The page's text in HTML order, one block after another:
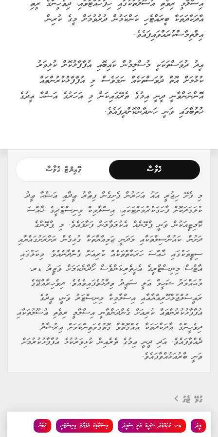
އިސްލާމީ ރިވެތި އުސޫލުތަކުގައި ހިފަހައްޓަވައި، ދިވެހީންގެ ރީތި
އާދަކާދަތަކާ ބީރައްޓެހި ކަންކަމުން ދުރުވުމަށް މީގެ ކުރިން
އިލްތިމާސްކުރައްވައިފައެވެ.
ޢީދު ދުވަސްތަކަކީ މުސްލިމުން ކައިބޮއި އުފާފާޅުކޮށް ކުޅިވަރު
ކުޅުމަށް އޮތް ދުވަސްތަކެއް ނަމަވެސް، މި އުފާފާޅުކުރުންތައް
އޮންނަންވާނީ ދީނީ އިމުގެ ތެރޭގައިކަން މި އަހަރުގެ އަޟްޙާ ޢީދުގެ
ޚުތުބާގައި ވަނީ ހަނދާންކޮށްދީފައެވެ.
ޚުލާސާ ޕޮއިންޓް ޚުލާސާ
މި ފެށޭ ހިޖުރީ އައު އަހަރުން ފެށިގެން ފިޠްރު ޢީދާއި އަޟްޙާ ޢީދު
ކުލަގަދަކޮށް ފާހަގަކުރުމަށްޓަކައި، އިސްލާމިކް މިނިސްޓްރީގެ ޚާއްސަ
ކޮމިޓީއަކުން ވަނީ ޕްލޭނެއް އެކުލަވާލަން ފަށާފައެވެ. މި ޕްލޭންގެ
ދަށުން، ކައުންސިލްތަކާއި މަދަނީ ޖަމިއްޔާތަކާ ގުޅިގެން ރަށްރަށުގައްޔާއި
ސިޓީތަކުގައި ޚާއްސަ ހަރަކާތްތަކެއް ކުރިއަށް ގެންދާނެއެވެ. މިކަމުގައި
އާޓްސް މިނިސްޓްރީގެ އެހީތެރިކަންވެސް ހޯދާނެކަމަށް ވަޒީރު ޑރ.
މުޙައްމަދު ޝަހީމް ޢަލީ ސަޢީދު ވިދާޅުވެފައިވެއެވެ. ދިވެހިރާއްޖޭގެ
ރައީސުލްޖުމްހޫރިއްޔާއާއި އިސްލާމިކް މިނިސްޓަރު ވަނީ، ޢީދުގެ
އުފާފާޅުކުރުންތައް ކުރިއަށް ގެންދަންވާނީ އިސްލާމީ ރިވެތި އުސޫލުތަކާއި
ދިވެހީންގެ އާދަކާދަތަކާ އެއްގޮތްވާ ގޮތުގެމަތިންކަމަށް އިރުޝާދު
ދެއްވާފައެވެ. އަދި ދީނީ އިމުގެ ތެރެއިން ކުޅިވަރުކުޅެ އުފާފާޅުކުރުމަށް
ވަނީ ބާރުއަޅުއްވާފައެވެ.
ގުޅޭ ޓެގު
ޚަބަރު އިސްލާމިކް އެފެއާޒް މިނިސްޓްރީ ޑރ. މުހައްމަދު ޝަހީމް އަލީ ސައީދު އީދު